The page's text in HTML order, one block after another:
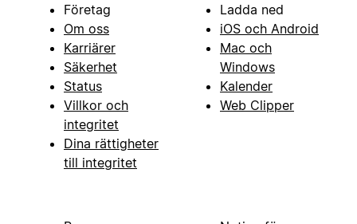
Företag
Om oss
Karriärer
Säkerhet
Status
Villkor och
integritet
Dina rättigheter
till integritet
Ladda ned
iOS och Android
Mac och
Windows
Kalender
Web Clipper